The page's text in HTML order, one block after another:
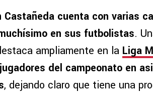
Castañeda cuenta con varias
en sus futbolistas.
ampliamente en la Liga
del campeonato en
, dejando claro que tiene una